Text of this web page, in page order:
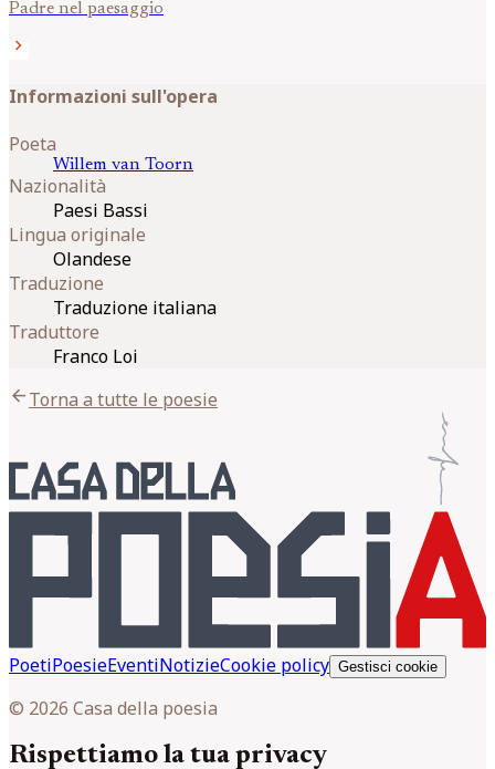
Padre nel paesaggio
chevron_right
Informazioni sull'opera
Poeta
Willem van Toorn
Nazionalità
Paesi Bassi
Lingua originale
Olandese
Traduzione
Traduzione italiana
Traduttore
Franco Loi
arrow_backTorna a tutte le poesie
PoetiPoesieEventiNotizieCookie policy Gestisci cookie
© 2026 Casa della poesia
Rispettiamo la tua privacy